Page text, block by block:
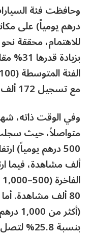
درهم يومياً) على
مع تسجيل 172 ألف مشاهدة، بارتفاع بلغ 12.7%.
وفي الوقت ذاته،
ألف مشاهدة، فيما
80 ألف مشاهدة.
(أكثر
بنسبة 25.8% لتصل إلى 74 ألف مشاهدة.